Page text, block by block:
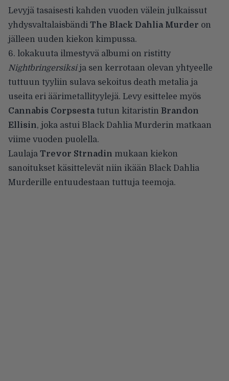
Levyjä tasaisesti kahden vuoden välein julkaissut
yhdysvaltalaisbändi The Black Dahlia Murder on
jälleen uuden kiekon kimpussa.
6. lokakuuta ilmestyvä albumi on ristitty
Nightbringersiksija sen kerrotaan olevan yhtyeelle
tuttuun tyyliin sulava sekoitus death metalia ja
useita eri äärimetallityylejä. Levy esittelee myös
Cannabis Corpsestatutun kitaristin Brandon
Ellisin, joka astui Black Dahlia Murderin matkaan
viime vuoden puolella.
Laulaja Trevor Strnadin mukaan kiekon
sanoitukset käsittelevät niin ikään Black Dahlia
Murderille entuudestaan tuttuja teemoja.